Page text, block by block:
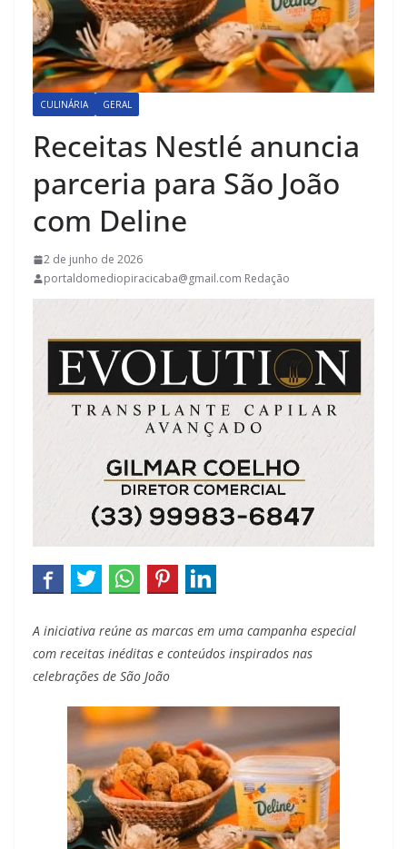
CULINÁRIA GERAL
Receitas Nestlé anuncia
parceria para São João
com Deline
2 de junho de 2026
portaldomediopiracicaba@gmail.com Redação
A iniciativa reúne as marcas em uma campanha especial
com receitas inéditas e conteúdos inspirados nas
celebrações de São João